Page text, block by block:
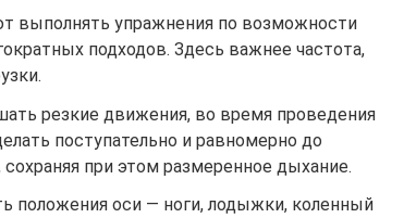
выполнять упражнения по возможности
подходов. Здесь важнее частота,
резкие движения, во время проведения
поступательно и равномерно до
при этом размеренное дыхание.
положения оси — ноги, лодыжки, коленный